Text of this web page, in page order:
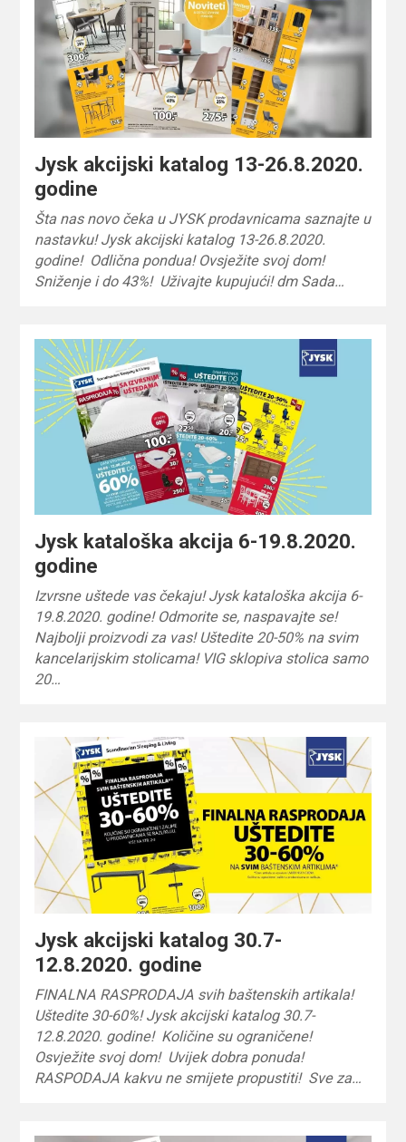
Jysk akcijski katalog 13-26.8.2020.
godine
Šta nas novo čeka u JYSK prodavnicama saznajte u
nastavku! Jysk akcijski katalog 13-26.8.2020.
godine! Odlična pondua! Ovsježite svoj dom!
Sniženje i do 43%! Uživajte kupujući! dm Sada…
Jysk kataloška akcija 6-19.8.2020.
godine
Izvrsne uštede vas čekaju! Jysk kataloška akcija 6-
19.8.2020. godine! Odmorite se, naspavajte se!
Najbolji proizvodi za vas! Uštedite 20-50% na svim
kancelarijskim stolicama! VIG sklopiva stolica samo
20…
Jysk akcijski katalog 30.7-
12.8.2020. godine
FINALNA RASPRODAJA svih baštenskih artikala!
Uštedite 30-60%! Jysk akcijski katalog 30.7-
12.8.2020. godine! Količine su ograničene!
Osvježite svoj dom! Uvijek dobra ponuda!
RASPODAJA kakvu ne smijete propustiti! Sve za…